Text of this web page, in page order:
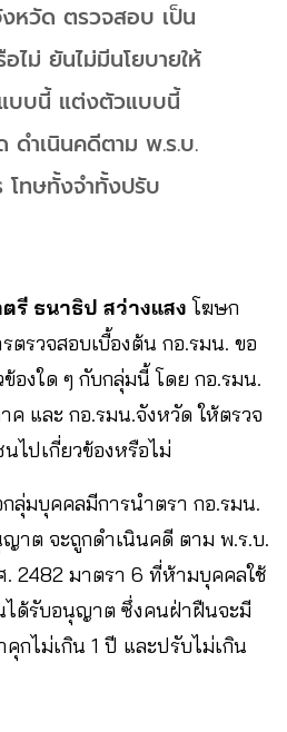
หวัด ตรวจสอบ เป็น
ไม่ ยันไม่มีนโยบายให้
บบนี้ แต่งตัวแบบนี้
ดำเนินคดีตาม พ.ร.บ.
โทษทั้งจำทั้งปรับ
รี ธนาธิป สว่างแสง โฆษก
ตรวจสอบเบื้องต้น กอ.รมน. ขอ
องใด ๆ กับกลุ่มนี้ โดย กอ.รมน.
ค และ กอ.รมน.จังหวัด ให้ตรวจ
ไปเกี่ยวข้องหรือไม่
ลุ่มบุคคลมีการนำตรา กอ.รมน.
าต จะถูกดำเนินคดี ตาม พ.ร.บ.
. 2482 มาตรา 6 ที่ห้ามบุคคลใช้
ได้รับอนุญาต ซึ่งคนฝ่าฝืนจะมี
กไม่เกิน 1 ปี และปรับไม่เกิน